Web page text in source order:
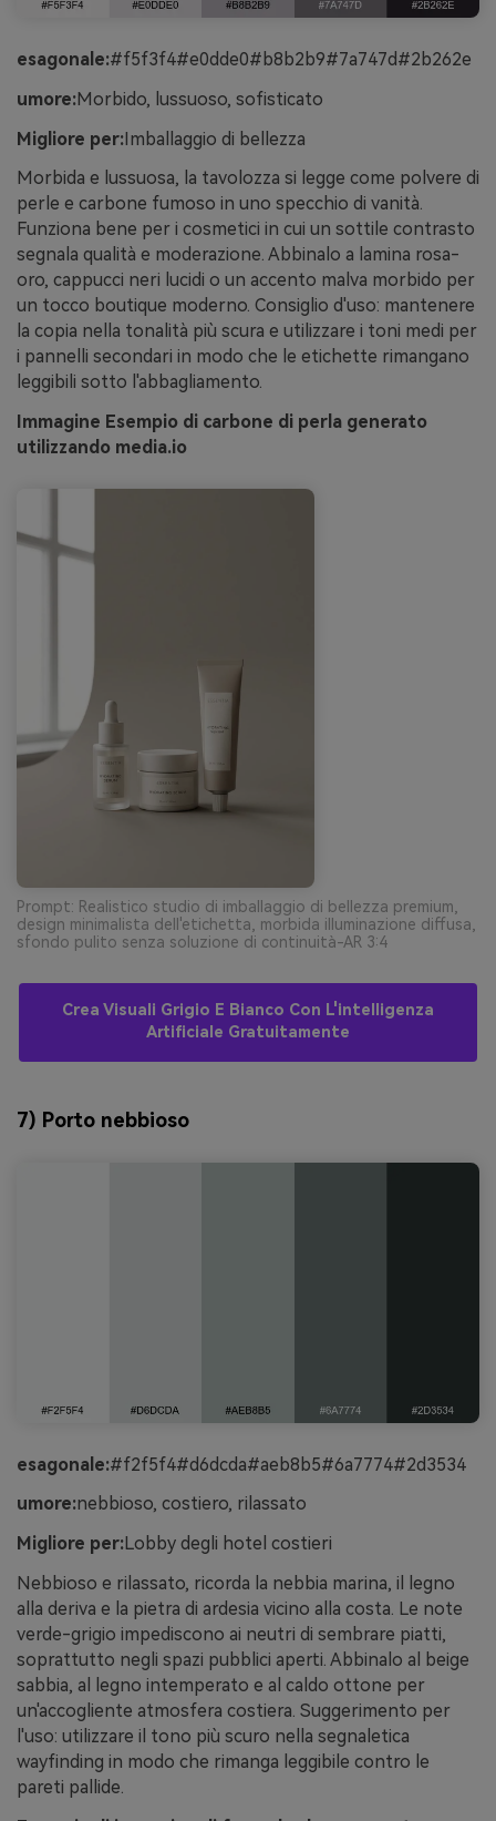
esagonale:#f5f3f4#e0dde0#b8b2b9#7a747d#2b262e
umore:Morbido, lussuoso, sofisticato
Migliore per:Imballaggio di bellezza
Morbida e lussuosa, la tavolozza si legge come polvere di
perle e carbone fumoso in uno specchio di vanità.
Funziona bene per i cosmetici in cui un sottile contrasto
segnala qualità e moderazione. Abbinalo a lamina rosa-
oro, cappucci neri lucidi o un accento malva morbido per
un tocco boutique moderno. Consiglio d'uso: mantenere
la copia nella tonalità più scura e utilizzare i toni medi per
i pannelli secondari in modo che le etichette rimangano
leggibili sotto l'abbagliamento.
Immagine Esempio di carbone di perla generato
utilizzando media.io
Prompt: Realistico studio di imballaggio di bellezza premium,
design minimalista dell'etichetta, morbida illuminazione diffusa,
sfondo pulito senza soluzione di continuità-AR 3:4
Crea Visuali Grigio E Bianco Con L'intelligenza
Artificiale Gratuitamente
7) Porto nebbioso
esagonale:#f2f5f4#d6dcda#aeb8b5#6a7774#2d3534
umore:nebbioso, costiero, rilassato
Migliore per:Lobby degli hotel costieri
Nebbioso e rilassato, ricorda la nebbia marina, il legno
alla deriva e la pietra di ardesia vicino alla costa. Le note
verde-grigio impediscono ai neutri di sembrare piatti,
soprattutto negli spazi pubblici aperti. Abbinalo al beige
sabbia, al legno intemperato e al caldo ottone per
un'accogliente atmosfera costiera. Suggerimento per
l'uso: utilizzare il tono più scuro nella segnaletica
wayfinding in modo che rimanga leggibile contro le
pareti pallide.